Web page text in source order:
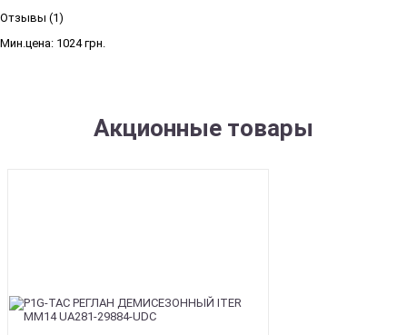
Отзывы (1)
Мин.цена: 1024 грн.
Акционные товары